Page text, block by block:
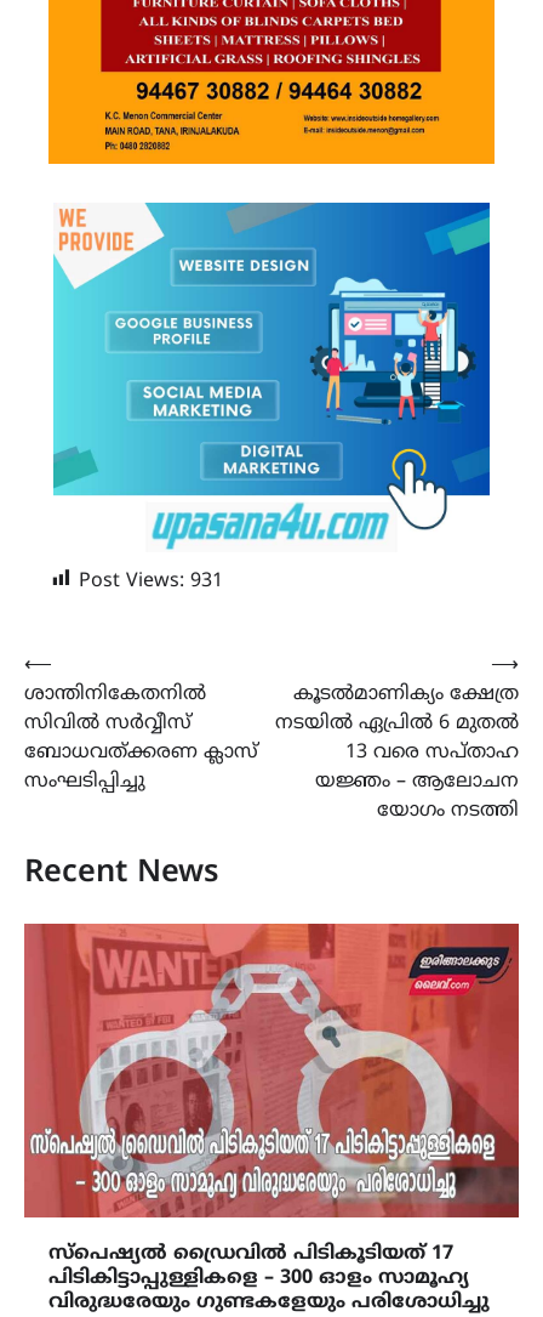
Post Views: 931
Post
navigation
⟵
ശാന്തിനികേതനിൽ
സിവിൽ സർവ്വീസ്
ബോധവത്ക്കരണ ക്ലാസ്
സംഘടിപ്പിച്ചു
കൂടൽമാണിക്യം ക്ഷേത്ര
നടയിൽ ഏപ്രിൽ 6 മുതൽ
13 വരെ സപ്താഹ
യജ്ഞം – ആലോചന
യോഗം നടത്തി
⟶
Recent News
സ്പെഷ്യൽ ഡ്രൈവിൽ പിടികൂടിയത് 17
പിടികിട്ടാപ്പുള്ളികളെ – 300 ഓളം സാമൂഹ്യ
വിരുദ്ധരേയും ഗുണ്ടകളേയും പരിശോധിച്ചു